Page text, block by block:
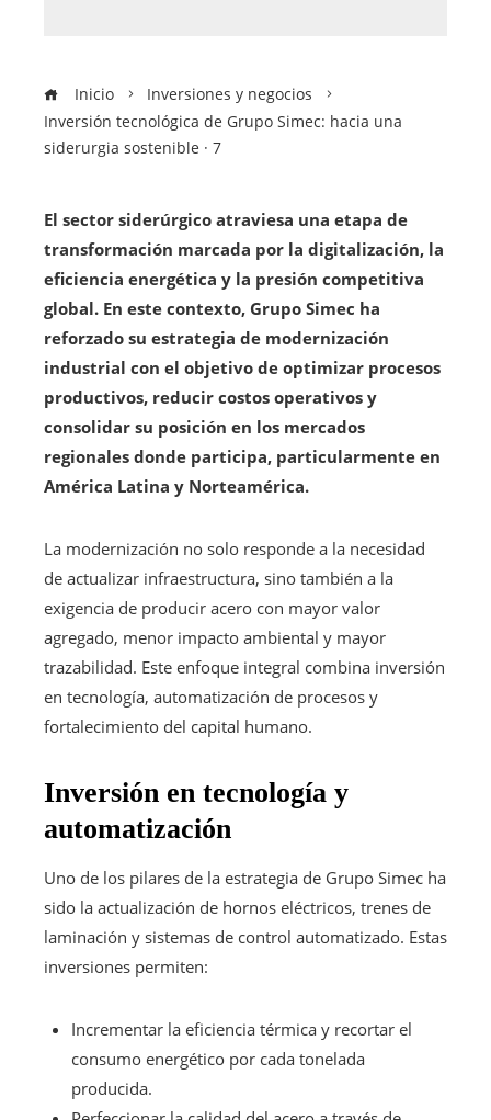
Inicio
Inversiones y negocios
Inversión tecnológica de Grupo Simec: hacia una
siderurgia sostenible · 7
El sector siderúrgico atraviesa una etapa de
transformación marcada por la digitalización, la
eficiencia energética y la presión competitiva
global. En este contexto, Grupo Simec ha
reforzado su estrategia de modernización
industrial con el objetivo de optimizar procesos
productivos, reducir costos operativos y
consolidar su posición en los mercados
regionales donde participa, particularmente en
América Latina y Norteamérica.
La modernización no solo responde a la necesidad
de actualizar infraestructura, sino también a la
exigencia de producir acero con mayor valor
agregado, menor impacto ambiental y mayor
trazabilidad. Este enfoque integral combina inversión
en tecnología, automatización de procesos y
fortalecimiento del capital humano.
Inversión en tecnología y
automatización
Uno de los pilares de la estrategia de Grupo Simec ha
sido la actualización de hornos eléctricos, trenes de
laminación y sistemas de control automatizado. Estas
inversiones permiten:
Incrementar la eficiencia térmica y recortar el
consumo energético por cada tonelada
producida.